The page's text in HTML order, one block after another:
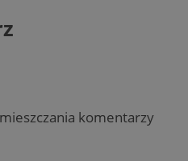
komentarzy